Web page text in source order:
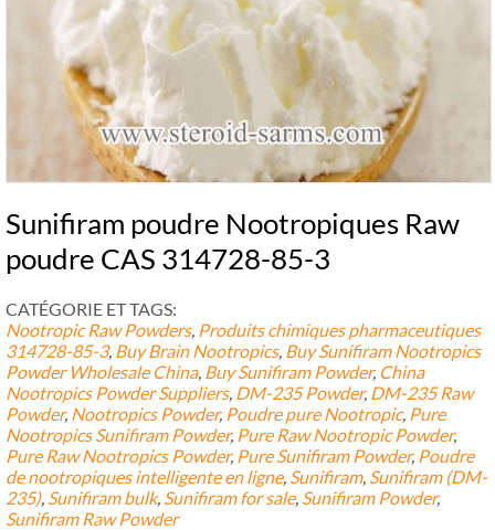
Sunifiram poudre Nootropiques Raw
poudre CAS 314728-85-3
CATÉGORIE ET ​​TAGS:
Nootropic Raw Powders, Produits chimiques pharmaceutiques
314728-85-3, Buy Brain Nootropics, Buy Sunifiram Nootropics
Powder Wholesale China, Buy Sunifiram Powder, China
Nootropics Powder Suppliers, DM-235 Powder, DM-235 Raw
Powder, Nootropics Powder, Poudre pure Nootropic, Pure
Nootropics Sunifiram Powder, Pure Raw Nootropic Powder,
Pure Raw Nootropics Powder, Pure Sunifiram Powder, Poudre
de nootropiques intelligente en ligne, Sunifiram, Sunifiram (DM-
235), Sunifiram bulk, Sunifiram for sale, Sunifiram Powder,
Sunifiram Raw Powder